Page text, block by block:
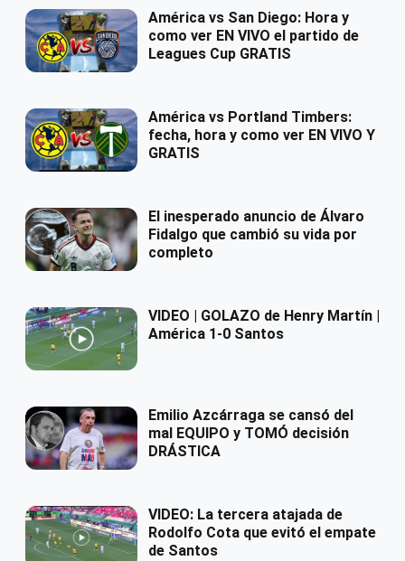
América vs San Diego: Hora y
como ver EN VIVO el partido de
Leagues Cup GRATIS
América vs Portland Timbers:
fecha, hora y como ver EN VIVO Y
GRATIS
El inesperado anuncio de Álvaro
Fidalgo que cambió su vida por
completo
VIDEO | GOLAZO de Henry Martín |
América 1-0 Santos
Emilio Azcárraga se cansó del
mal EQUIPO y TOMÓ decisión
DRÁSTICA
VIDEO: La tercera atajada de
Rodolfo Cota que evitó el empate
de Santos